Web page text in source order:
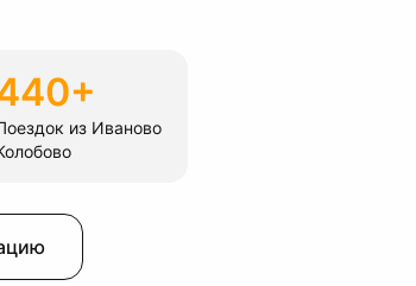
из Иваново